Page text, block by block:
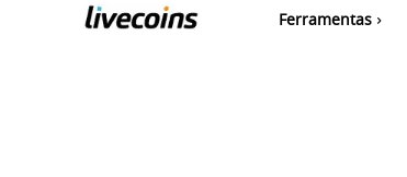
Ferramentas